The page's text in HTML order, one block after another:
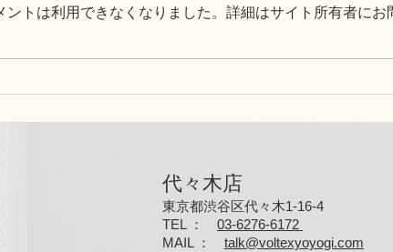
事監修
ントは利用できなくなりました。詳細はサイト所有者にお
代々木店
東京都渋谷区代々木1-16-4
TEL ： 03-6276-6172
MAIL ： talk@voltexyoyogi.com